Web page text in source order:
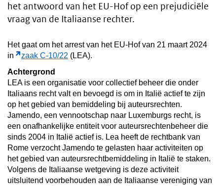
het antwoord van het EU-Hof op een prejudiciële
vraag van de Italiaanse rechter.
Het gaat om het arrest van het EU-Hof van 21 maart 2024
in
zaak C-10/22 (LEA).
Achtergrond
LEA is een organisatie voor collectief beheer die onder
Italiaans recht valt en bevoegd is om in Italië actief te zijn
op het gebied van bemiddeling bij auteursrechten.
Jamendo, een vennootschap naar Luxemburgs recht, is
een onafhankelijke entiteit voor auteursrechtenbeheer die
sinds 2004 in Italië actief is. Lea heeft de rechtbank van
Rome verzocht Jamendo te gelasten haar activiteiten op
het gebied van auteursrechtbemiddeling in Italië te staken.
Volgens de Italiaanse wetgeving is deze activiteit
uitsluitend voorbehouden aan de Italiaanse vereniging van